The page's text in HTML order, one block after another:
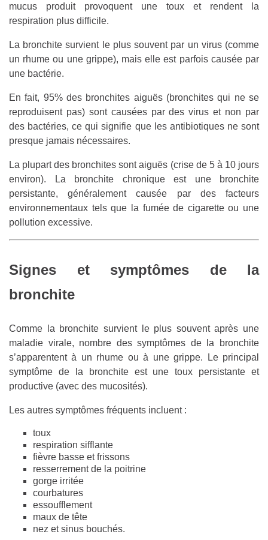
mucus produit provoquent une toux et rendent la
respiration plus difficile.
La bronchite survient le plus souvent par un virus (comme
un rhume ou une grippe), mais elle est parfois causée par
une bactérie.
En fait, 95% des bronchites aiguës (bronchites qui ne se
reproduisent pas) sont causées par des virus et non par
des bactéries, ce qui signifie que les antibiotiques ne sont
presque jamais nécessaires.
La plupart des bronchites sont aiguës (crise de 5 à 10 jours
environ). La bronchite chronique est une bronchite
persistante, généralement causée par des facteurs
environnementaux tels que la fumée de cigarette ou une
pollution excessive.
Signes et symptômes de la
bronchite
Comme la bronchite survient le plus souvent après une
maladie virale, nombre des symptômes de la bronchite
s’apparentent à un rhume ou à une grippe. Le principal
symptôme de la bronchite est une toux persistante et
productive (avec des mucosités).
Les autres symptômes fréquents incluent :
toux
respiration sifflante
fièvre basse et frissons
resserrement de la poitrine
gorge irritée
courbatures
essoufflement
maux de tête
nez et sinus bouchés.